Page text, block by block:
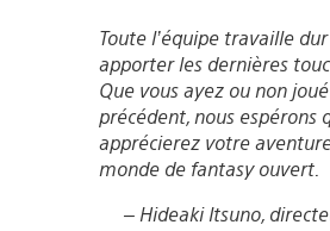
Toute l’équipe travaille
apporter les dernières
Que vous ayez ou non
précédent, nous espérons
apprécierez votre
monde de fantasy ouvert.
– Hideaki Itsuno,